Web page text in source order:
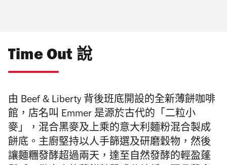
Time Out 說
由 Beef & Liberty 背後班底開設的全新薄餅咖啡
館，店名叫 Emmer 是源於古代的 「二粒小
麥」，混合黑麥及上乘的意大利麵粉混合製成
餅底。主廚堅持以人手篩選及研磨穀物，然後
讓麵糰發酵超過兩天，達至自然發酵的輕盈蓬